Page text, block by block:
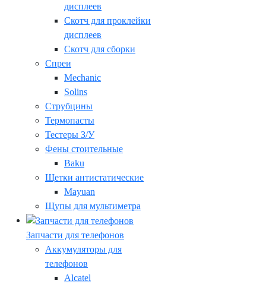
дисплеев
Скотч для проклейки
дисплеев
Скотч для сборки
Спреи
Mechanic
Solins
Струбцины
Термопасты
Тестеры З/У
Фены стоительные
Baku
Щетки антистатические
Mayuan
Щупы для мультиметра
Запчасти для телефонов
Аккумуляторы для
телефонов
Alcatel